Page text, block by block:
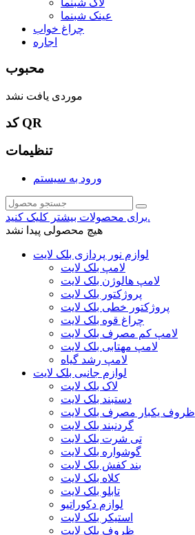
عینک شبنما
چراغ خواب
اجاره
محبوب
موردی یافت نشد
کد QR
تنظیمات
ورود به سیستم
برای محصولات بیشتر کلیک کنید.
هیچ محصولی پیدا نشد
لوازم نور پردازی بلک لایت
لامپ بلک لایت
لامپ هالوژن بلک لایت
پروژکتور بلک لایت
پروژکتور خطی بلک لایت
چراغ قوه بلک لایت
لامپ کم مصرف بلک لایت
لامپ مهتابی بلک لایت
لامپ رشد گیاه
لوازم جانبی بلک لایت
لاک بلک لایت
دستبند بلک لایت
ظروف یکبار مصرف بلک لایت
گردنبند بلک لایت
تی شرت بلک لایت
گوشواره بلک لایت
بند کفش بلک لایت
کلاه بلک لایت
تابلو بلک لایت
لوازم دکوراتیو
استیکر بلک لایت
ظروف بلک لایت